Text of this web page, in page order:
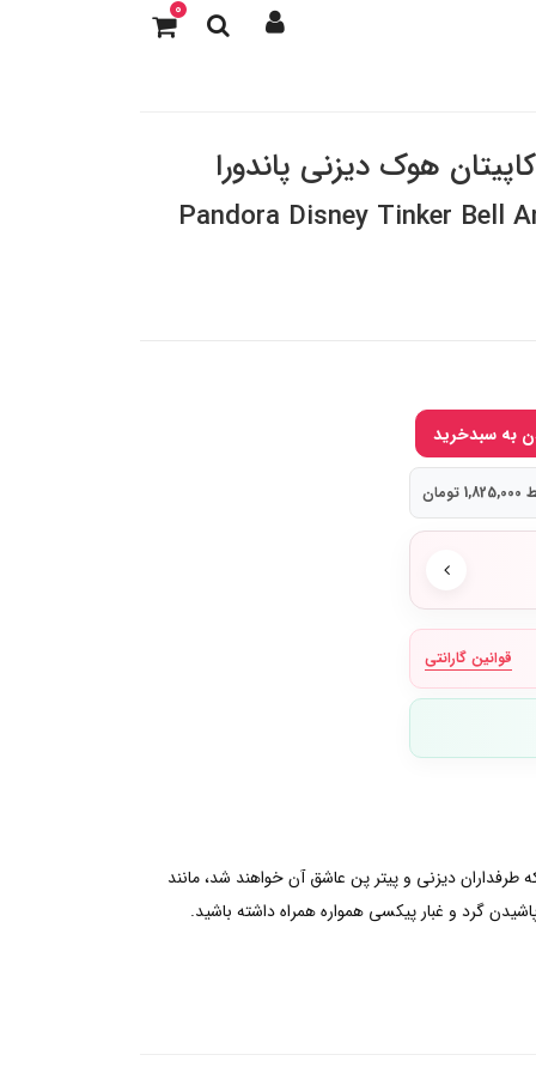
0
هوک دیزنی پاندورا
Pandora Disney Tinker Bell
قوانین گارانتی
دیزنی و پیتر پن عاشق آن خواهند شد، مانند
گرد و غبار پیکسی همواره همراه داشته باشید.